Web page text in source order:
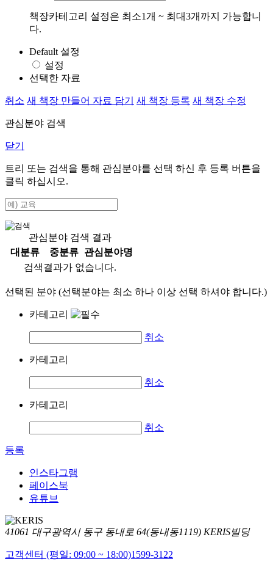
책장카테고리 설정은 최소1개 ~ 최대3개까지 가능합니
다.
Default 설정
설정
선택한 자료
취소 새 책장 만들어 자료 담기 새 책장 등록 새 책장 수정
관심분야 검색
닫기
트리 또는 검색을 통해 관심분야를 선택 하신 후 등록 버튼을
클릭 하십시오.
관심분야 검색 결과
대분류
중분류
관심분야명
검색결과가 없습니다.
선택된 분야 (선택분야는 최소 하나 이상 선택 하셔야 합니다.)
카테고리
취소
카테고리
취소
카테고리
취소
등록
인스타그램
페이스북
유튜브
41061 대구광역시 동구 동내로 64(동내동1119) KERIS빌딩
고객센터 (평일: 09:00 ~ 18:00)1599-3122